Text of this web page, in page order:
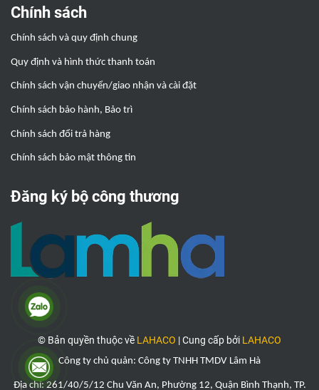
Chính sách
Chính sách và quy định chung
Quy định và hình thức thanh toán
Chính sách vận chuyển/giao nhận và cài đặt
Chính sách bảo hành, Bảo trì
Chính sách đổi trả hàng
Chính sách bảo mật thông tin
Đăng ký bộ công thương
© Bản quyền thuộc về LAHACO |Cung cấp bởi LAHACO
Công ty chủ quản: Công ty TNHH TMDV Lâm Hà
Địa chỉ: 261/40/5/12 Chu Văn An, Phường 12, Quận Bình Thạnh, TP.